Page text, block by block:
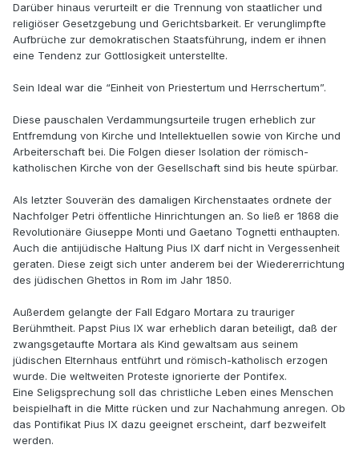
Darüber hinaus verurteilt er die Trennung von staatlicher und
religiöser Gesetzgebung und Gerichtsbarkeit. Er verunglimpfte
Aufbrüche zur demokratischen Staatsführung, indem er ihnen
eine Tendenz zur Gottlosigkeit unterstellte.
Sein Ideal war die “Einheit von Priestertum und Herrschertum”.
Diese pauschalen Verdammungsurteile trugen erheblich zur
Entfremdung von Kirche und Intellektuellen sowie von Kirche und
Arbeiterschaft bei. Die Folgen dieser Isolation der römisch-
katholischen Kirche von der Gesellschaft sind bis heute spürbar.
Als letzter Souverän des damaligen Kirchenstaates ordnete der
Nachfolger Petri öffentliche Hinrichtungen an. So ließ er 1868 die
Revolutionäre Giuseppe Monti und Gaetano Tognetti enthaupten.
Auch die antijüdische Haltung Pius IX darf nicht in Vergessenheit
geraten. Diese zeigt sich unter anderem bei der Wiedererrichtung
des jüdischen Ghettos in Rom im Jahr 1850.
Außerdem gelangte der Fall Edgaro Mortara zu trauriger
Berühmtheit. Papst Pius IX war erheblich daran beteiligt, daß der
zwangsgetaufte Mortara als Kind gewaltsam aus seinem
jüdischen Elternhaus entführt und römisch-katholisch erzogen
wurde. Die weltweiten Proteste ignorierte der Pontifex.
Eine Seligsprechung soll das christliche Leben eines Menschen
beispielhaft in die Mitte rücken und zur Nachahmung anregen. Ob
das Pontifikat Pius IX dazu geeignet erscheint, darf bezweifelt
werden.